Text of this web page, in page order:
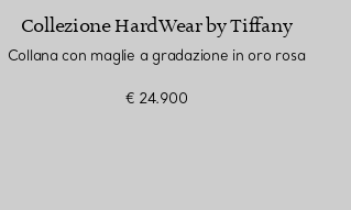
Collezione HardWear by Tiffany
Collana con maglie a gradazione in oro rosa
€ 24.900